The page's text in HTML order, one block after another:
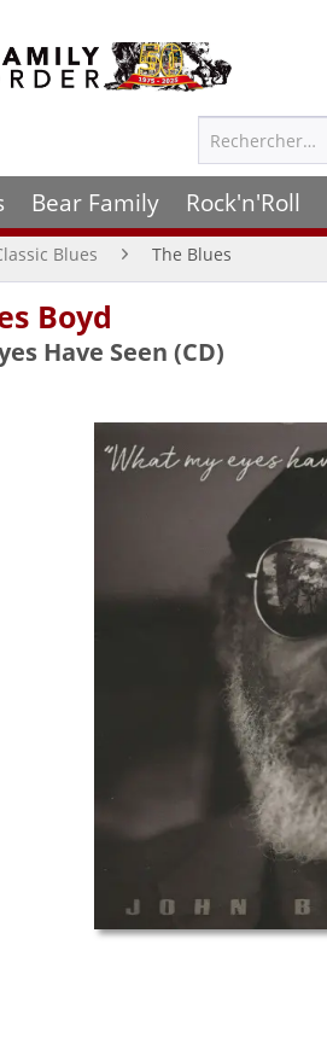
Bear Family Rock'n'Roll
Blues The Blues
Boyd
Have Seen (CD)